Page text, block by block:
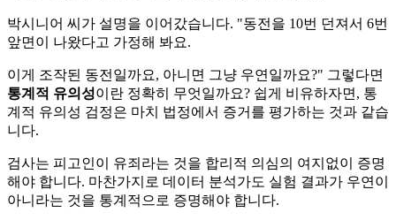
박시니어 씨가 설명을 이어갔습니다. "동전을 10번 던져서 6번
앞면이 나왔다고 가정해 봐요.
이게 조작된 동전일까요, 아니면 그냥 우연일까요?" 그렇다면
통계적 유의성이란 정확히 무엇일까요? 쉽게 비유하자면, 통
계적 유의성 검정은 마치 법정에서 증거를 평가하는 것과 같습
니다.
검사는 피고인이 유죄라는 것을 합리적 의심의 여지없이 증명
해야 합니다. 마찬가지로 데이터 분석가도 실험 결과가 우연이
아니라는 것을 통계적으로 증명해야 합니다.